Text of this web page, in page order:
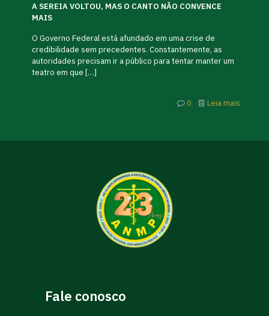
A SEREIA VOLTOU, MAS O CANTO NÃO CONVENCE
MAIS
O Governo Federal está afundado em uma crise de
credibilidade sem precedentes. Constantemente, as
autoridades precisam ir a público para tentar manter um
teatro em que […]
0 Leia mais
Fale conosco